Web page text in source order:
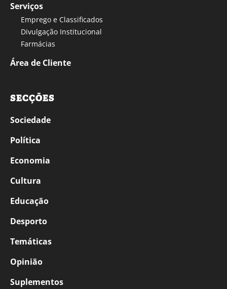
Serviços
Emprego e Classificados
Divulgação Institucional
Farmácias
Área de Cliente
SECÇÕES
Sociedade
Política
Economia
Cultura
Educação
Desporto
Temáticas
Opinião
Suplementos